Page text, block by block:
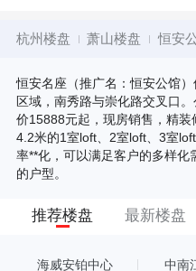
杭州楼盘 萧山楼盘 恒安
恒安名座（推广名：恒安公馆
区域，南秀路与崇化路交叉口
价15888元起，现房销售，精
4.2米的1室loft、2室loft、3室
率**化，可以满足客户的多样
的户型。
推荐楼盘 最新楼盘
海威安铂中心 中南